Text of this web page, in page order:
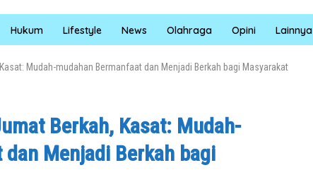
Hukum Lifestyle News Olahraga Opini Lainnya
Mudah-mudahan Bermanfaat dan Menjadi Berkah bagi Masyarakat
Berkah, Kasat: Mudah-
Menjadi Berkah bagi